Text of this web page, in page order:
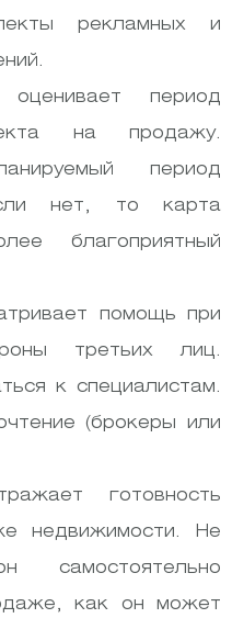
рекламных и
период
на продажу.
период
нет, то карта
благоприятный
помощь при
третьих лиц.
к специалистам.
(брокеры или
готовность
недвижимости. Не
как он может